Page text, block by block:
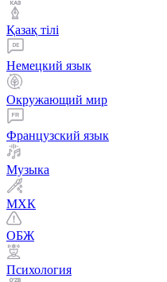
Қазақ тiлi
Немецкий язык
Окружающий мир
Французский язык
Музыка
МХК
ОБЖ
Психология